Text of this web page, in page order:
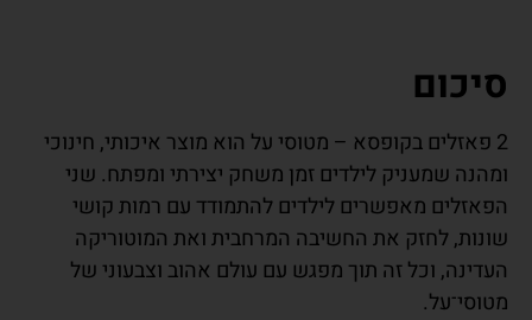
סיכום
2 פאזלים בקופסא – מטוסי על הוא מוצר איכותי, חינוכי
ומהנה שמעניק לילדים זמן משחק יצירתי ומפתח. שני
הפאזלים מאפשרים לילדים להתמודד עם רמות קושי
שונות, לחזק את החשיבה המרחבית ואת המוטוריקה
העדינה, וכל זה תוך מפגש עם עולם אהוב וצבעוני של
מטוסי־על.